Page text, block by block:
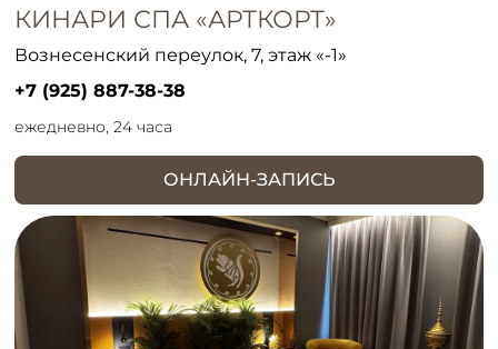
КИНАРИ СПА «АРТКОРТ»
Вознесенский переулок, 7, этаж «-1»
+7 (925) 887-38-38
ежедневно, 24 часа
ОНЛАЙН-ЗАПИСЬ